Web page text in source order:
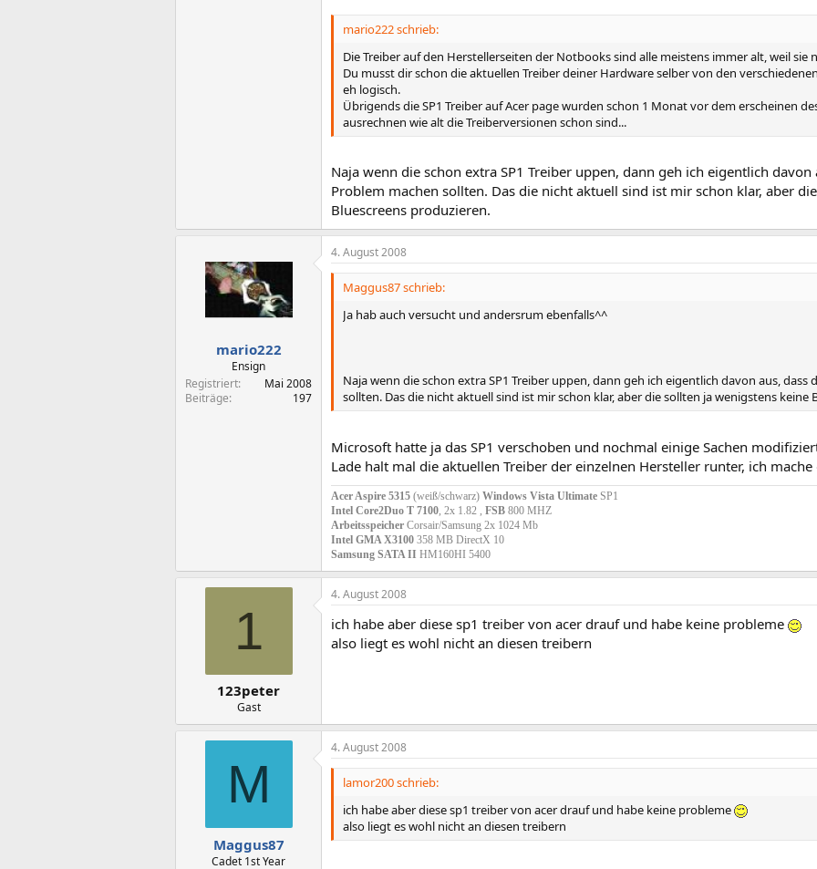
mario222 schrieb:
Die Treiber auf den Herstellerseiten der Notbooks sind alle meistens immer alt, weil sie
Du musst dir schon die aktuellen Treiber deiner Hardware selber von den
eh logisch.
Übrigends die SP1 Treiber auf Acer page wurden schon 1 Monat vor dem erscheinen
ausrechnen wie alt die Treiberversionen schon sind...
Naja wenn die schon extra SP1 Treiber uppen, dann geh ich eigentlich davon
Problem machen sollten. Das die nicht aktuell sind ist mir schon klar, aber
Bluescreens produzieren.
mario222
Ensign
Registriert
Mai 2008
Beiträge
197
4. August 2008
Maggus87 schrieb:
Ja hab auch versucht und andersrum ebenfalls^^
Naja wenn die schon extra SP1 Treiber uppen, dann geh ich eigentlich davon aus, dass
sollten. Das die nicht aktuell sind ist mir schon klar, aber die sollten ja wenigstens keine
Microsoft hatte ja das SP1 verschoben und nochmal einige Sachen
Lade halt mal die aktuellen Treiber der einzelnen Hersteller runter, ich
Acer Aspire 5315 (weiß/schwarz) Windows Vista Ultimate SP1
Intel Core2Duo T 7100 , 2x 1.82 , FSB 800 MHZ
Arbeitsspeicher Corsair/Samsung 2x 1024 Mb
Intel GMA X3100 358 MB DirectX 10
Samsung SATA II HM160HI 5400
1
123peter
Gast
4. August 2008
ich habe aber diese sp1 treiber von acer drauf und habe keine probleme
also liegt es wohl nicht an diesen treibern
M
Maggus87
Cadet 1st Year
4. August 2008
lamor200 schrieb:
ich habe aber diese sp1 treiber von acer drauf und habe keine probleme
also liegt es wohl nicht an diesen treibern